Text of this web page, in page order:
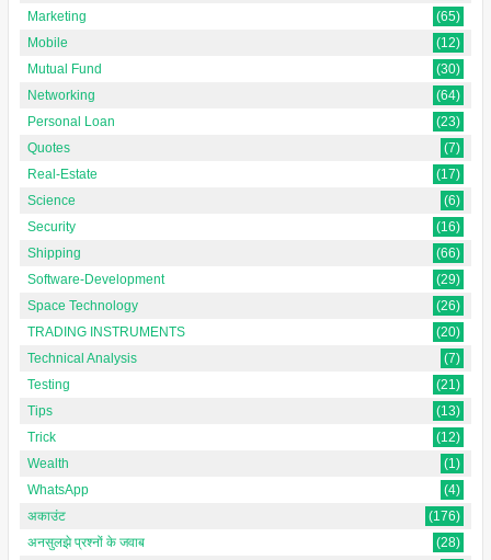
Marketing
(65)
Mobile
(12)
Mutual Fund
(30)
Networking
(64)
Personal Loan
(23)
Quotes
(7)
Real-Estate
(17)
Science
(6)
Security
(16)
Shipping
(66)
Software-Development
(29)
Space Technology
(26)
TRADING INSTRUMENTS
(20)
Technical Analysis
(7)
Testing
(21)
Tips
(13)
Trick
(12)
Wealth
(1)
WhatsApp
(4)
अकाउंट
(176)
अनसुलझे प्रश्नों के जवाब
(28)